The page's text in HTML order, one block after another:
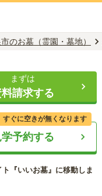
のお墓（霊園・墓地）
まずは
請求する
予約する
すぐに空きが無くなります
『いいお墓』に移動しま